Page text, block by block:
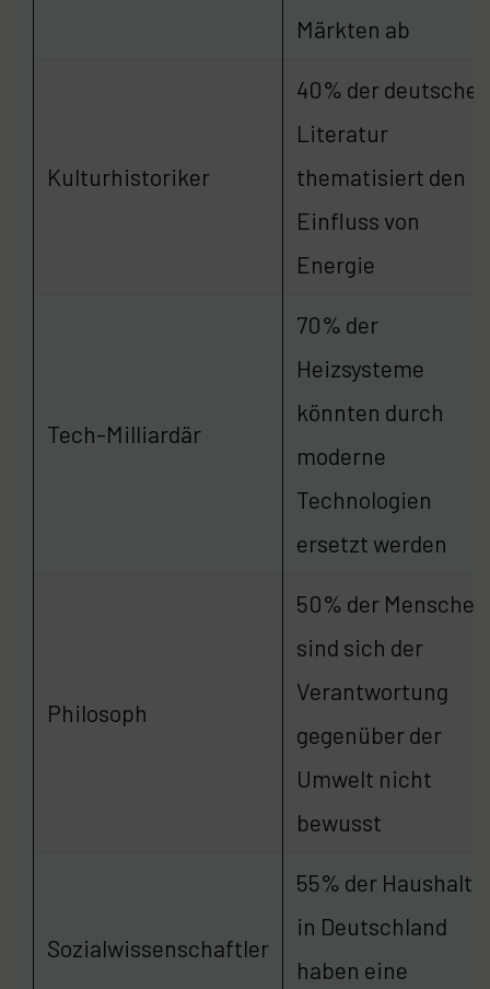
Märkten ab
Kulturhistoriker
40% der deutschen
Literatur
thematisiert den
Einfluss von
Energie
Tech-Milliardär
70% der
Heizsysteme
könnten durch
moderne
Technologien
ersetzt werden
Philosoph
50% der Menschen
sind sich der
Verantwortung
gegenüber der
Umwelt nicht
bewusst
Sozialwissenschaftler
55% der Haushalte
in Deutschland
haben eine